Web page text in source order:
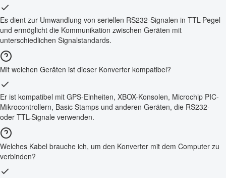
Es dient zur Umwandlung von seriellen RS232-Signalen in TTL-Pegel
und ermöglicht die Kommunikation zwischen Geräten mit
unterschiedlichen Signalstandards.
Mit welchen Geräten ist dieser Konverter kompatibel?
Er ist kompatibel mit GPS-Einheiten, XBOX-Konsolen, Microchip PIC-
Mikrocontrollern, Basic Stamps und anderen Geräten, die RS232-
oder TTL-Signale verwenden.
Welches Kabel brauche ich, um den Konverter mit dem Computer zu
verbinden?